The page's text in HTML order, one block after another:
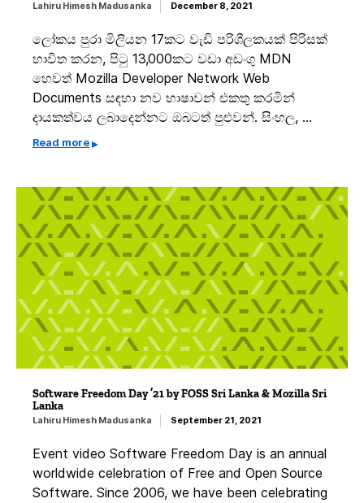
Lahiru Himesh Madusanka December 8, 2021
ලෝකය පුරා මිලියන 17කට වැඩි පරිශීලකයක් පිරිසක්
භාවිත කරන, පිටු 13,000කට වඩා අඩංගු MDN
හෙවත් Mozilla Developer Network Web
Documents සඳහා නව භාෂාවන් එකතු කරමින්
දායකත්වය ලබාදෙන්නට ඔබටත් පුළුවන්. සිංහල, …
Read more
Software Freedom Day ’21 by FOSS Sri Lanka & Mozilla Sri
Lanka
Lahiru Himesh Madusanka September 21, 2021
Event video Software Freedom Day is an annual
worldwide celebration of Free and Open Source
Software. Since 2006, we have been celebrating